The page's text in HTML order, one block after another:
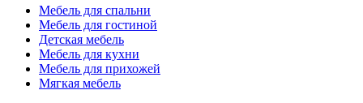
Мебель для спальни
Мебель для гостиной
Детская мебель
Мебель для кухни
Мебель для прихожей
Мягкая мебель